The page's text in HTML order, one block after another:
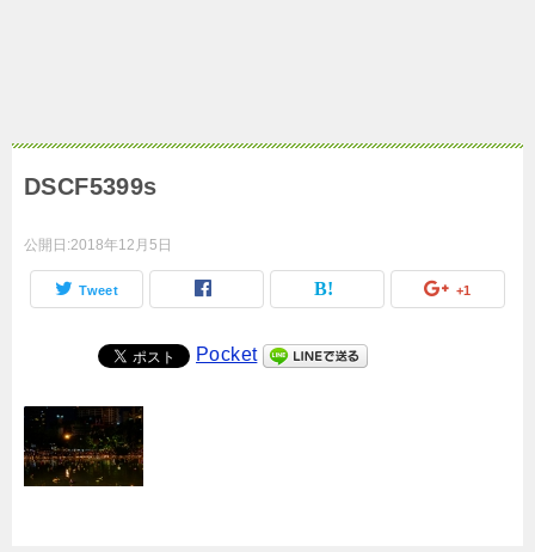
DSCF5399s
公開日:2018年12月5日
Tweet +1
Pocket